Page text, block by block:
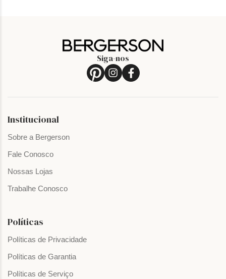
Siga-nos
Institucional
Sobre a Bergerson
Fale Conosco
Nossas Lojas
Trabalhe Conosco
Políticas
Políticas de Privacidade
Políticas de Garantia
Políticas de Serviço